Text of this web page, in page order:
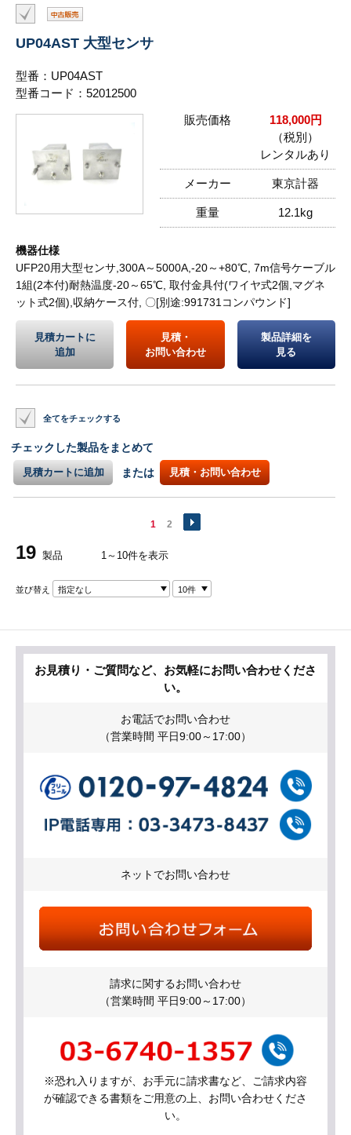
UP04AST 大型センサ
型番：UP04AST
型番コード：52012500
販売価格
118,000円
（税別）
レンタルあり
メーカー 東京計器
重量 12.1kg
機器仕様
UFP20用大型センサ,300A～5000A,-20～+80℃, 7m信号ケーブル
1組(2本付)耐熱温度-20～65℃, 取付金具付(ワイヤ式2個,マグネ
ット式2個),収納ケース付, 〇[別途:991731コンパウンド]
見積カートに
追加
見積・
お問い合わせ
製品詳細を
見る
全てをチェックする
チェックした製品をまとめて
見積カートに追加 または 見積・お問い合わせ
1 2
19 製品 1～10件を表示
並び替え 指定なし 10件
お見積り・ご質問など、お気軽にお問い合わせくださ
い。
お電話でお問い合わせ
（営業時間 平日9:00～17:00）
ネットでお問い合わせ
請求に関するお問い合わせ
（営業時間 平日9:00～17:00）
※恐れ入りますが、お手元に請求書など、ご請求内容
が確認できる書類をご用意の上、お問い合わせくださ
い。